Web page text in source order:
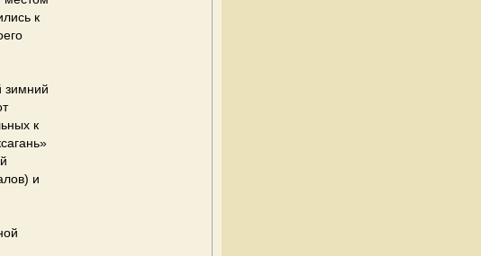
к
зимний
к
и